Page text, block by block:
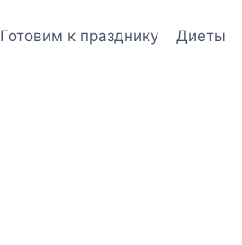
Готовим к празднику Диеты